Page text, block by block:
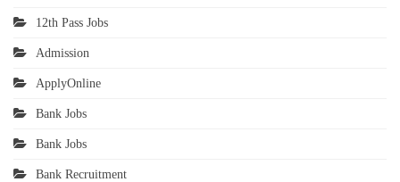
12th Pass Jobs
Admission
ApplyOnline
Bank Jobs
Bank Jobs
Bank Recruitment